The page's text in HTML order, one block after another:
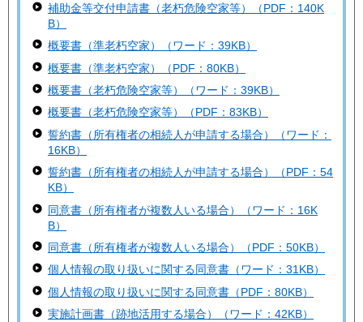
補助金等交付申請書（老朽危険空家等）（PDF：140K
B）
概要書（準老朽空家）（ワード：39KB）
概要書（準老朽空家）（PDF：80KB）
概要書（老朽危険空家等）（ワード：39KB）
概要書（老朽危険空家等）（PDF：83KB）
誓約書（所有権者の相続人が申請する場合）（ワード：
16KB）
誓約書（所有権者の相続人が申請する場合）（PDF：54
KB）
同意書（所有権者が複数人いる場合）（ワード：16K
B）
同意書（所有権者が複数人いる場合）（PDF：50KB）
個人情報の取り扱いに関する同意書（ワード：31KB）
個人情報の取り扱いに関する同意書（PDF：80KB）
実施計画書（跡地活用する場合）（ワード：42KB）